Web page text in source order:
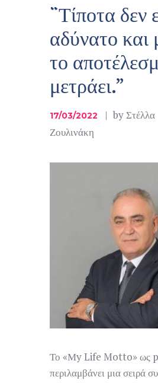
“Τίποτα δεν
αδύνατο και
το
μετράει.”
17/03/2022 byΣτέλλα
Ζουλινάκη
Το «Μy Life Motto» ως
περιλαμβάνει μια σειρά